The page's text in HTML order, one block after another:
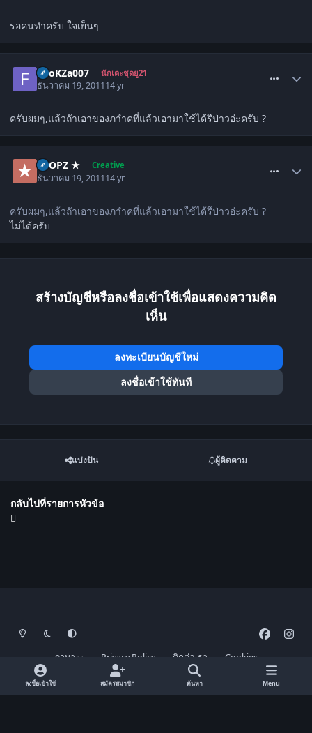
รอคนทำครับ ใจเย็นๆ
FooKZa007 นักเตะชุดยู21
ธันวาคม 19, 201114 yr
ครับผมๆ,แล้วถัาเอาของภาำคที่แล้วเอามาใช้ได้รึป่าวอ่ะครับ ?
★ OPZ ★ Creative
ธันวาคม 19, 201114 yr
ครับผมๆ,แล้วถัาเอาของภาำคที่แล้วเอามาใช้ได้รึป่าวอ่ะครับ ?
ไม่ได้ครับ
สร้างบัญชีหรือลงชื่อเข้าใช้เพื่อแสดงความคิด
เห็น
ลงทะเบียนบัญชีใหม่
ลงชื่อเข้าใช้ทันที
แบ่งปัน ผู้ติดตาม
กลับไปที่รายการหัวข้อ
โหมดสว่างโหมดมืด การตั้งค่าระบบ
a
b
n
s
t
a
ภาษา Privacy Policy ติดต่อเรา
Cookies
FM-Thai.comPowered by Invision Community
ลงชื่อเข้าใช้ สมัครสมาชิก ค้นหา Menu